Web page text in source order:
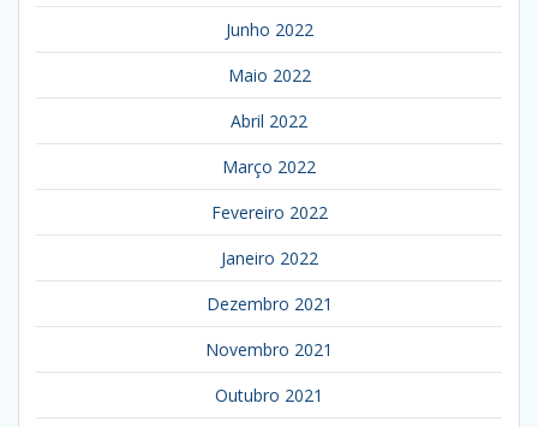
Junho 2022
Maio 2022
Abril 2022
Março 2022
Fevereiro 2022
Janeiro 2022
Dezembro 2021
Novembro 2021
Outubro 2021